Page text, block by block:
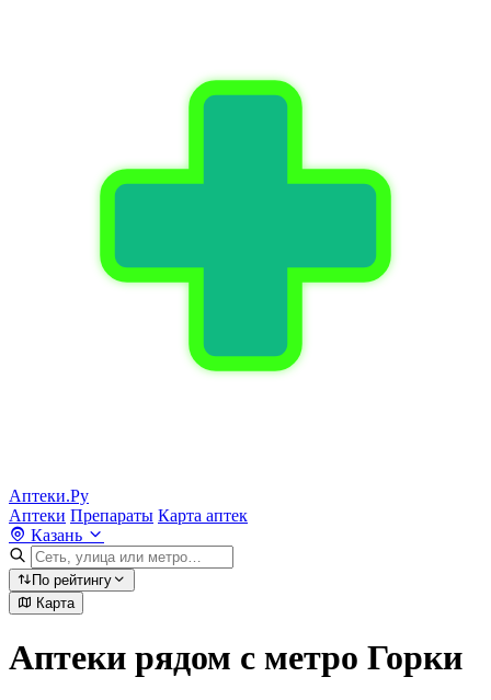
Аптеки.Ру
Аптеки Препараты Карта аптек
Казань
По рейтингу
Карта
Аптеки рядом с метро Горки